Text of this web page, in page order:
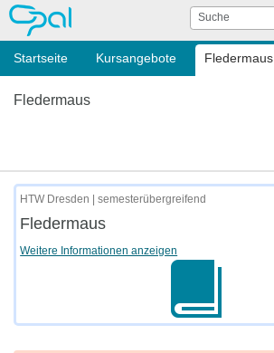
OPAL Suche
Startseite Kursangebote Fledermaus
Fledermaus
HTW Dresden | semesterübergreifend
Fledermaus
Weitere Informationen anzeigen